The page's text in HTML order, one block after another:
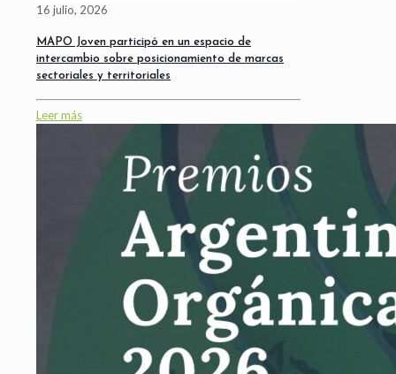
16 julio, 2026
MAPO Joven participó en un espacio de
intercambio sobre posicionamiento de marcas
sectoriales y territoriales
Leer más